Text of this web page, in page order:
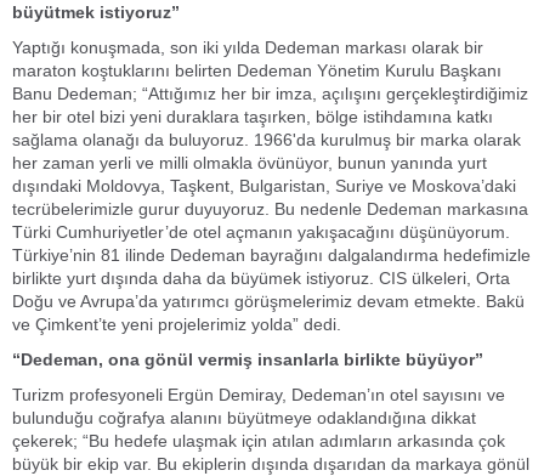
büyütmek istiyoruz”
Yaptığı konuşmada, son iki yılda Dedeman markası olarak bir
maraton koştuklarını belirten Dedeman Yönetim Kurulu Başkanı
Banu Dedeman; “Attığımız her bir imza, açılışını gerçekleştirdiğimiz
her bir otel bizi yeni duraklara taşırken, bölge istihdamına katkı
sağlama olanağı da buluyoruz. 1966'da kurulmuş bir marka olarak
her zaman yerli ve milli olmakla övünüyor, bunun yanında yurt
dışındaki Moldovya, Taşkent, Bulgaristan, Suriye ve Moskova’daki
tecrübelerimizle gurur duyuyoruz. Bu nedenle Dedeman markasına
Türki Cumhuriyetler’de otel açmanın yakışacağını düşünüyorum.
Türkiye’nin 81 ilinde Dedeman bayrağını dalgalandırma hedefimizle
birlikte yurt dışında daha da büyümek istiyoruz. CIS ülkeleri, Orta
Doğu ve Avrupa’da yatırımcı görüşmelerimiz devam etmekte. Bakü
ve Çimkent’te yeni projelerimiz yolda” dedi.
“Dedeman, ona gönül vermiş insanlarla birlikte büyüyor”
Turizm profesyoneli Ergün Demiray, Dedeman’ın otel sayısını ve
bulunduğu coğrafya alanını büyütmeye odaklandığına dikkat
çekerek; “Bu hedefe ulaşmak için atılan adımların arkasında çok
büyük bir ekip var. Bu ekiplerin dışında dışarıdan da markaya gönül